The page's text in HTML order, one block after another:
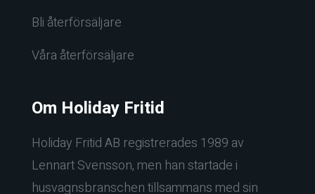
Bli återförsäljare
Våra återförsäljare
Om Holiday Fritid
Holiday Fritid AB registrerades 1989 av
Lennart Svensson, men han startade i
husvagnsbranschen tillsammans med sin